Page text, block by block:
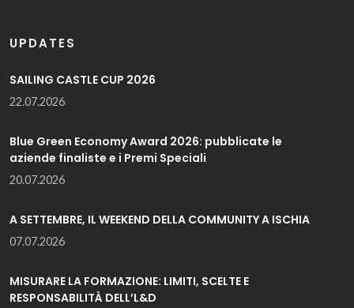
UPDATES
SAILING CASTLE CUP 2026
22.07.2026
Blue Green Economy Award 2026: pubblicate le
aziende finaliste e i Premi Speciali
20.07.2026
A SETTEMBRE, IL WEEKEND DELLA COMMUNITY A ISCHIA
07.07.2026
MISURARE LA FORMAZIONE: LIMITI, SCELTE E
RESPONSABILITÀ DELL’L&D